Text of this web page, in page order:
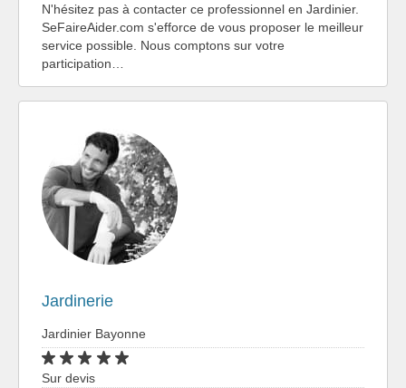
N'hésitez pas à contacter ce professionnel en Jardinier.
SeFaireAider.com s'efforce de vous proposer le meilleur
service possible. Nous comptons sur votre
participation…
Jardinerie
Jardinier Bayonne
Sur devis